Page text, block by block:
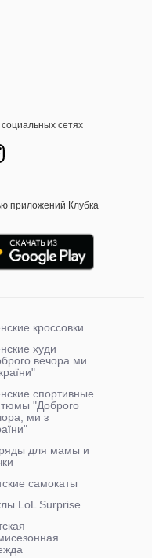
сетях
приложений Клубка
кроссовки
худи
вечора ми
спортивные
"Доброго
ми з
для мамы и
самокаты
LoL Surprise